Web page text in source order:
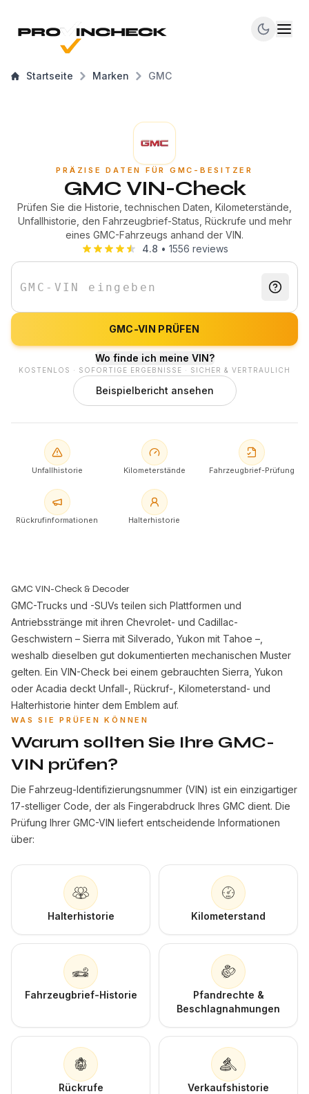
Startseite Marken GMC
PRÄZISE DATEN FÜR GMC-BESITZER
GMC VIN-Check
Prüfen Sie die Historie, technischen Daten, Kilometerstände,
Unfallhistorie, den Fahrzeugbrief-Status, Rückrufe und mehr
eines GMC-Fahrzeugs anhand der VIN.
4.8 • 1556 reviews
GMC-VIN PRÜFEN
Wo finde ich meine VIN?
KOSTENLOS · SOFORTIGE ERGEBNISSE · SICHER & VERTRAULICH
Beispielbericht ansehen
Unfallhistorie Kilometerstände Fahrzeugbrief-Prüfung
Rückrufinformationen Halterhistorie
GMC VIN-Check & Decoder
GMC-Trucks und -SUVs teilen sich Plattformen und
Antriebsstränge mit ihren Chevrolet- und Cadillac-
Geschwistern – Sierra mit Silverado, Yukon mit Tahoe –,
weshalb dieselben gut dokumentierten mechanischen Muster
gelten. Ein VIN-Check bei einem gebrauchten Sierra, Yukon
oder Acadia deckt Unfall-, Rückruf-, Kilometerstand- und
Halterhistorie hinter dem Emblem auf.
WAS SIE PRÜFEN KÖNNEN
Warum sollten Sie Ihre GMC-
VIN prüfen?
Die Fahrzeug-Identifizierungsnummer (VIN) ist ein einzigartiger
17-stelliger Code, der als Fingerabdruck Ihres GMC dient. Die
Prüfung Ihrer GMC-VIN liefert entscheidende Informationen
über:
Halterhistorie Kilometerstand
Fahrzeugbrief-Historie
Pfandrechte &
Beschlagnahmungen
Rückrufe Verkaufshistorie